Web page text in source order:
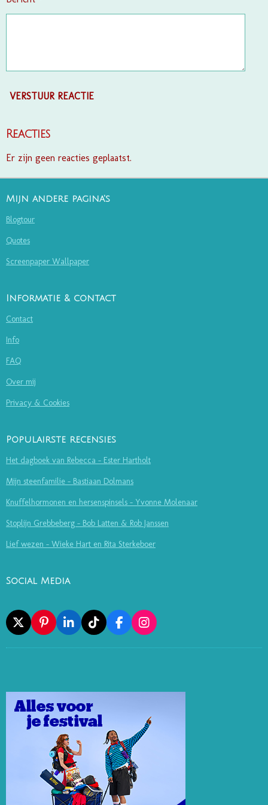
VERSTUUR REACTIE
Reacties
Er zijn geen reacties geplaatst.
Mijn andere pagina's
Blogtour
Quotes
Screenpaper Wallpaper
Informatie & contact
Contact
Info
FAQ
Over mij
Privacy & Cookies
Populairste recensies
Het dagboek van Rebecca - Ester Hartholt
Mijn steenfamilie - Bastiaan Dolmans
Knuffelhormonen en hersenspinsels - Yvonne Molenaar
Stoplijn Grebbeberg - Bob Latten & Rob Janssen
Lief wezen - Wieke Hart en Rita Sterkeboer
Social Media
X
P
I
N
E
S
T
L
I
N
I
N
T
I
K
F
A
C
O
I
N
S
R
M